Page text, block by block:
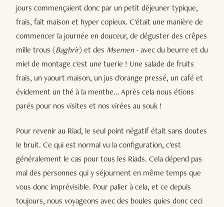
jours commençaient donc par un petit déjeuner typique,
frais, fait maison et hyper copieux. C'était une manière de
commencer la journée en douceur, de déguster des crêpes
mille trous (Baghrir) et des Msemen- avec du beurre et du
miel de montage c'est une tuerie ! Une salade de fruits
frais, un yaourt maison, un jus d'orange pressé, un café et
évidement un thé à la menthe... Après cela nous étions
parés pour nos visites et nos virées au souk !
Pour revenir au Riad, le seul point négatif était sans doutes
le bruit. Ce qui est normal vu la configuration, c'est
généralement le cas pour tous les Riads. Cela dépend pas
mal des personnes qui y séjournent en même temps que
vous donc imprévisible. Pour palier à cela, et ce depuis
toujours, nous voyageons avec des boules quies donc ceci